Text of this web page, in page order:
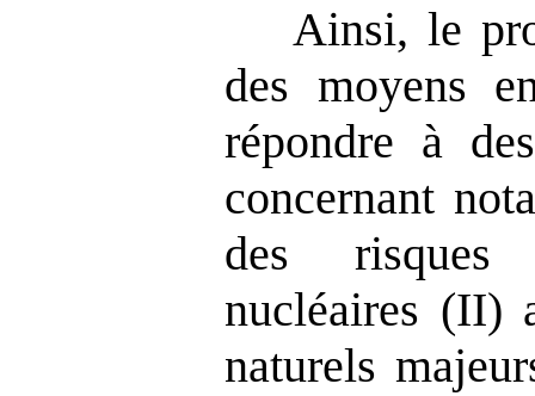
Ainsi, le
des moyens
répondre à
concernant
des risques
nucléaires (II)
naturels